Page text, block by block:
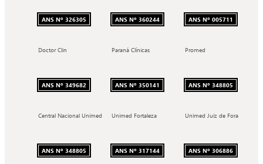
ANS Nº 326305 ANS Nº 360244 ANS Nº 005711
Doctor Clin
ANS Nº 349682
Paraná Clínicas
ANS Nº 350141
Promed
ANS Nº 348805
Central Nacional Unimed
ANS Nº 348805
Unimed Fortaleza
ANS Nº 317144
Unimed Juiz de Fora
ANS Nº 306886